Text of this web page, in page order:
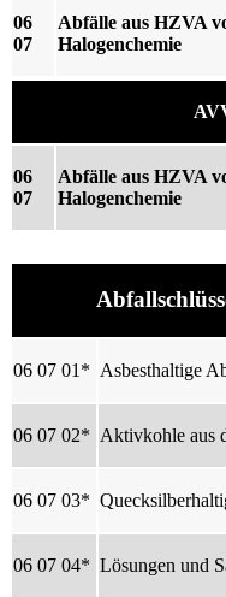
06
07
Abfälle aus HZVA
Halogenchemie
06
07
Abfälle aus HZVA
Halogenchemie
06 07 01* Asbesthaltige
06 07 02* Aktivkohle aus
06 07 03*
06 07 04* Lösungen und